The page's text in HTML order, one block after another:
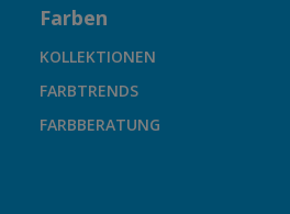
Farben
KOLLEKTIONEN
FARBTRENDS
FARBBERATUNG